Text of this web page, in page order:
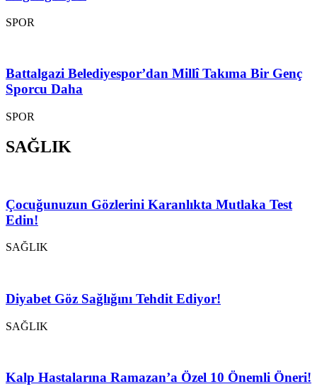
SPOR
Battalgazi Belediyespor’dan Millî Takıma Bir Genç
Sporcu Daha
SPOR
SAĞLIK
Çocuğunuzun Gözlerini Karanlıkta Mutlaka Test
Edin!
SAĞLIK
Diyabet Göz Sağlığını Tehdit Ediyor!
SAĞLIK
Kalp Hastalarına Ramazan’a Özel 10 Önemli Öneri!